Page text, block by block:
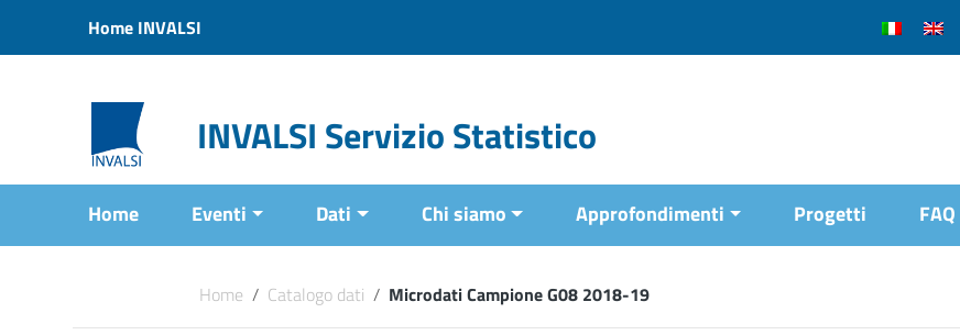
Vai al menu di navigazione
Home INVALSI
INVALSI Servizio Statistico
Home Eventi Dati Chi siamo Approfondimenti Progetti FAQ
Home / Catalogo dati / Microdati Campione G08 2018-19